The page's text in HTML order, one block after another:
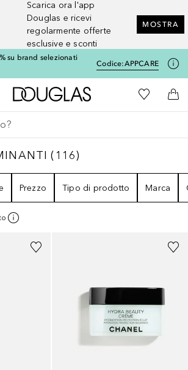
Scarica ora l'app
Douglas e ricevi
regolarmente offerte
esclusive e sconti
MOSTRA
su brand selezionati
Codice:APPCARE
A Douglas HomeAlla Mia
Al
116
( 116)
Prezzo Tipo di prodotto Marca